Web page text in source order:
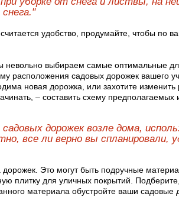
удобство, продумайте, чтобы по
невольно выбираем самые оптимальные
расположения садовых дорожек вашего
новая дорожка, или захотите
– составить схему
дорожек возле дома,
все ли верно вы спланировали,
Это могут быть подручные
плитку для уличных покрытий.
материала обустройте ваши садовые